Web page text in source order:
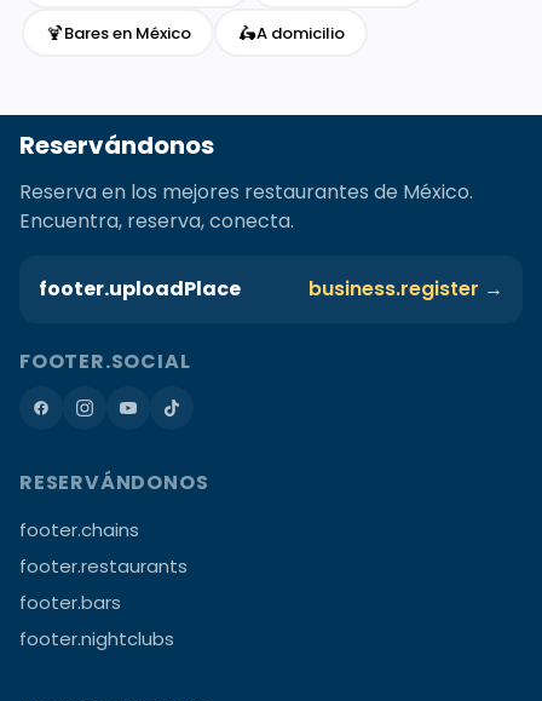
🍹Bares en México 🛵A domicilio
Reservándonos
Reserva en los mejores restaurantes de México.
Encuentra, reserva, conecta.
footer.uploadPlace business.register →
FOOTER.SOCIAL
RESERVÁNDONOS
footer.chains
footer.restaurants
footer.bars
footer.nightclubs